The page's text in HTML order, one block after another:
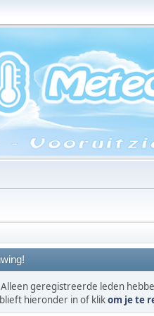
Alleen geregistreerde leden
hieronder in of klikom je te